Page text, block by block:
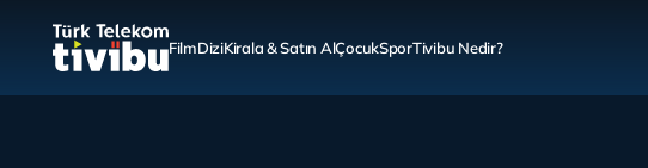
FilmDiziKirala & Satın AlÇocukSporTivibu Nedir?